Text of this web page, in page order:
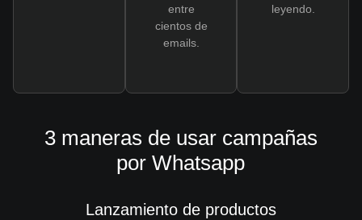
entre
cientos de
emails.
leyendo.
3 maneras de usar campañas
por Whatsapp
Lanzamiento de productos